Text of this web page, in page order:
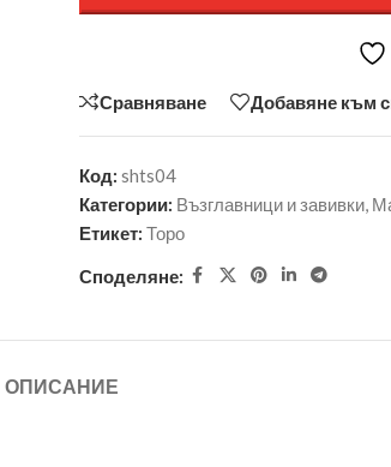
Сравняване Добавяне към
Код: shts04
Категории: Възглавници и завивки,
Етикет: Торо
Споделяне:
ОПИСАНИЕ